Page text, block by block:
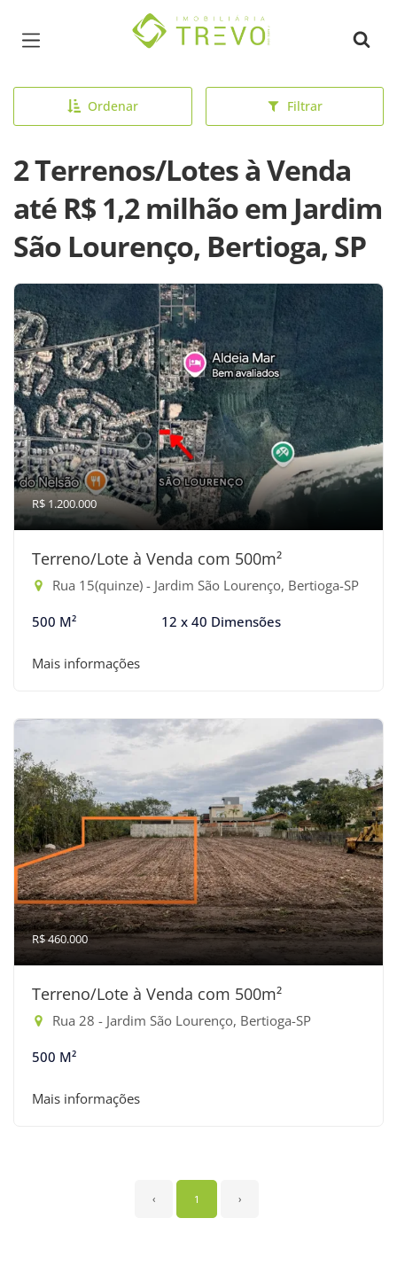
Página inicial
Ordenar Filtrar
2 Terrenos/Lotes à Venda
até R$ 1,2 milhão em Jardim
São Lourenço, Bertioga, SP
R$ 1.200.000
Terreno/Lote à Venda com 500m²
Rua 15(quinze) - Jardim São Lourenço, Bertioga-SP
500 M² 12 x 40 Dimensões
Mais informações
R$ 460.000
Terreno/Lote à Venda com 500m²
Rua 28 - Jardim São Lourenço, Bertioga-SP
500 M²
Mais informações
‹ 1 ›